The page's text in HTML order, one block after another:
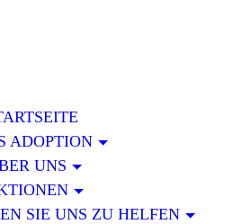
ADOPTION
UNS
SIE UNS ZU HELFEN